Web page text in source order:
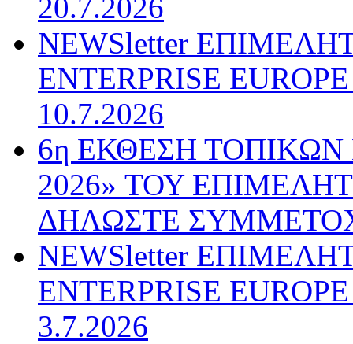
20.7.2026
NEWSletter
ENTERPRISE
10.7.2026
6η ΕΚΘΕΣΗ ΤΟΠΙΚΩΝ
2026» ΤΟΥ
ΔΗΛΩΣΤΕ
NEWSletter
ENTERPRISE
3.7.2026